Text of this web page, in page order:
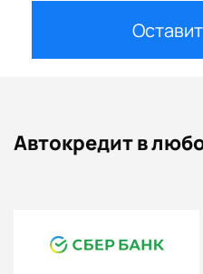
Автокредит в